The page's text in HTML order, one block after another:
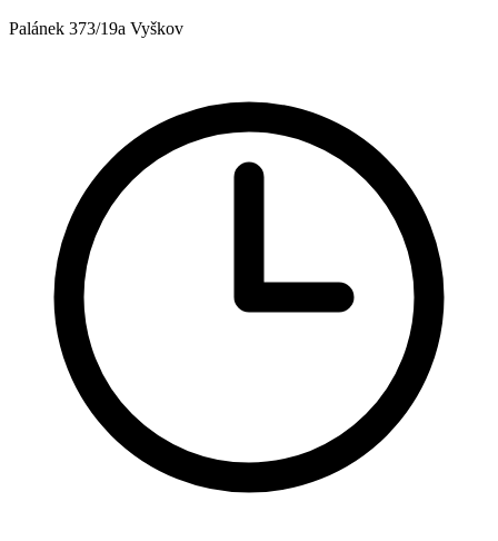
Palánek 373/19a Vyškov